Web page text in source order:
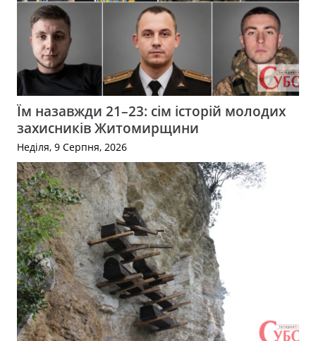
Їм назавжди 21–23: сім історій молодих
захисників Житомирщини
Неділя, 9 Серпня, 2026